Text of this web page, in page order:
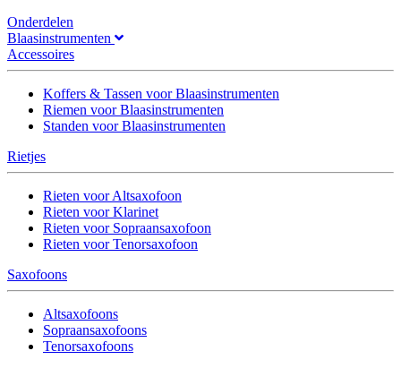
Onderdelen
Blaasinstrumenten
Accessoires
Koffers & Tassen voor Blaasinstrumenten
Riemen voor Blaasinstrumenten
Standen voor Blaasinstrumenten
Rietjes
Rieten voor Altsaxofoon
Rieten voor Klarinet
Rieten voor Sopraansaxofoon
Rieten voor Tenorsaxofoon
Saxofoons
Altsaxofoons
Sopraansaxofoons
Tenorsaxofoons